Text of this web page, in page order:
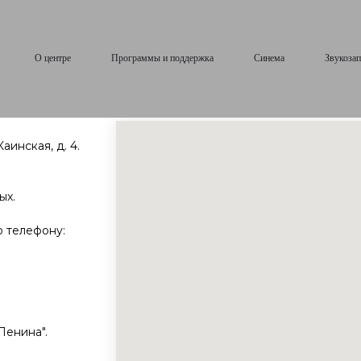
О центре Программы и поддержка Синема
д. 4.
телефону: